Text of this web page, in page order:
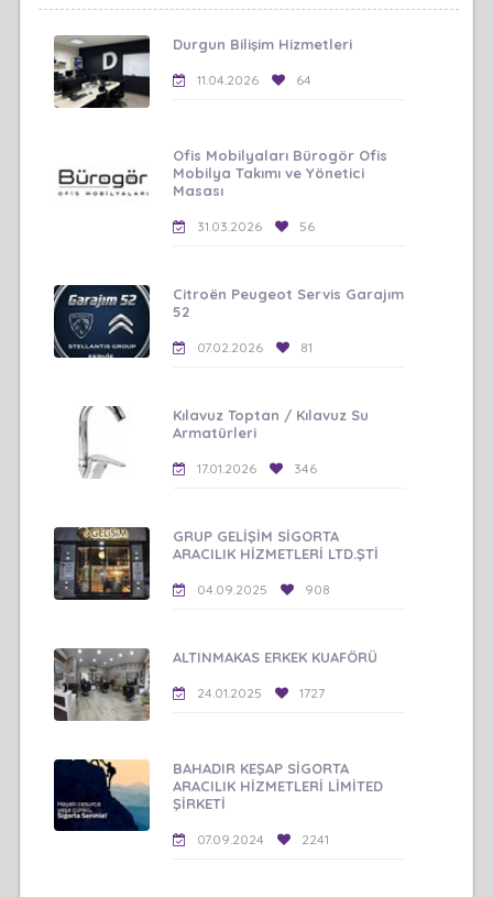
Durgun Bilişim Hizmetleri
11.04.2026 64
Ofis Mobilyaları Bürogör Ofis
Mobilya Takımı ve Yönetici
Masası
31.03.2026 56
Citroën Peugeot Servis Garajım
52
07.02.2026 81
Kılavuz Toptan / Kılavuz Su
Armatürleri
17.01.2026 346
GRUP GELİŞİM SİGORTA
ARACILIK HİZMETLERİ LTD.ŞTİ
04.09.2025 908
ALTINMAKAS ERKEK KUAFÖRÜ
24.01.2025 1727
BAHADIR KEŞAP SİGORTA
ARACILIK HİZMETLERİ LİMİTED
ŞİRKETİ
07.09.2024 2241